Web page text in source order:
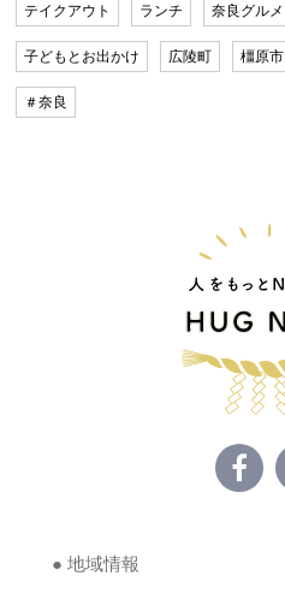
テイクアウト ランチ 奈良グルメ
子どもとお出かけ 広陵町 橿原市
＃奈良
● 地域情報